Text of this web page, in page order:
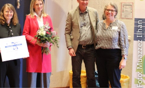
Foto: Muazzez Ilhan